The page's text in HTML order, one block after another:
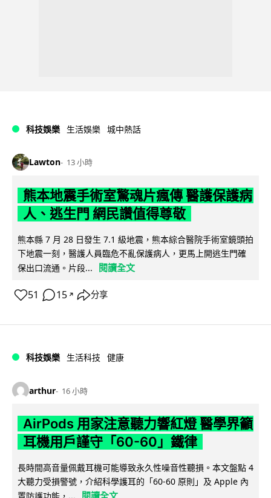
科技娛樂 生活娛樂 城中熱話
Lawton 13 小時
熊本地震手術室驚魂片瘋傳 醫護保護病
人、逃生門 網民讚值得尊敬
熊本縣 7 月 28 日發生 7.1 級地震，熊本綜合醫院手術室鏡頭拍
下地震一刻，醫護人員臨危不亂保護病人，更馬上開逃生門確
保出口流通。片段...
閱讀全文
51 15 ↗ 分享
科技娛樂 生活科技 健康
arthur 16 小時
AirPods 用家注意聽力響紅燈 醫學界籲
耳機用戶謹守「60-60」鐵律
長時間高音量佩戴耳機可能導致永久性噪音性聽損。本文盤點 4
大聽力受損警號，介紹科學護耳的「60-60 原則」及 Apple 內